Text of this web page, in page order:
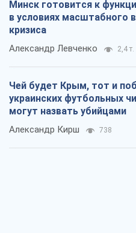
Минск готовится к
в условиях масштабного
кризиса
Александр Левченко 2,4 т.
Чей будет Крым, тот и
украинских футбольных
могут назвать убийцами
Александр Кирш 738